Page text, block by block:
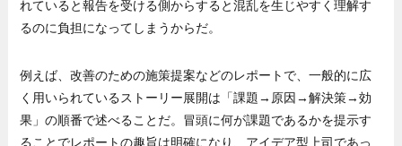
れていると報告を受ける側からすると混乱を生じやすく理解す
るのに負担になってしまうからだ。
例えば、改善のための施策提案などのレポートで、一般的に広
く用いられているストーリー展開は「課題→原因→解決策→効
果」の順番で述べることだ。冒頭に何が課題であるかを提示す
ることでレポートの趣旨は明確になり、アイデア型上司であっ